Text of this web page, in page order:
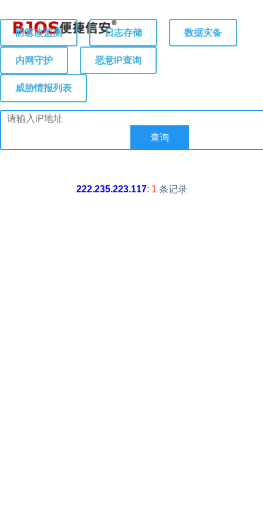
防篡改监测 日志存储 数据灾备
内网守护 恶意IP查询
威胁情报列表
222.235.223.117: 1 条记录